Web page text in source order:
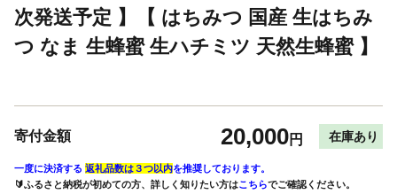
次発送予定 】【 はちみつ 国産 生はちみ
つ なま 生蜂蜜 生ハチミツ 天然生蜂蜜 】
寄付金額 20,000円 在庫あり
一度に決済する 返礼品数は３つ以内を推奨しております。
🔰ふるさと納税が初めての方、詳しく知りたい方はこちらでご確認ください。